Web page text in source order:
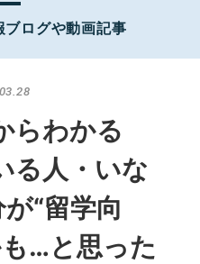
ログや動画記事
らわかる
る人・いな
“留学向
…と思った